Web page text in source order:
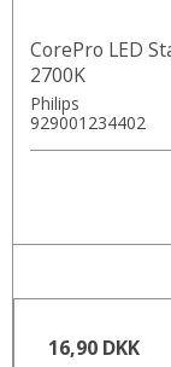
CorePro LED
2700K
Philips
929001234402
16,90 DKK